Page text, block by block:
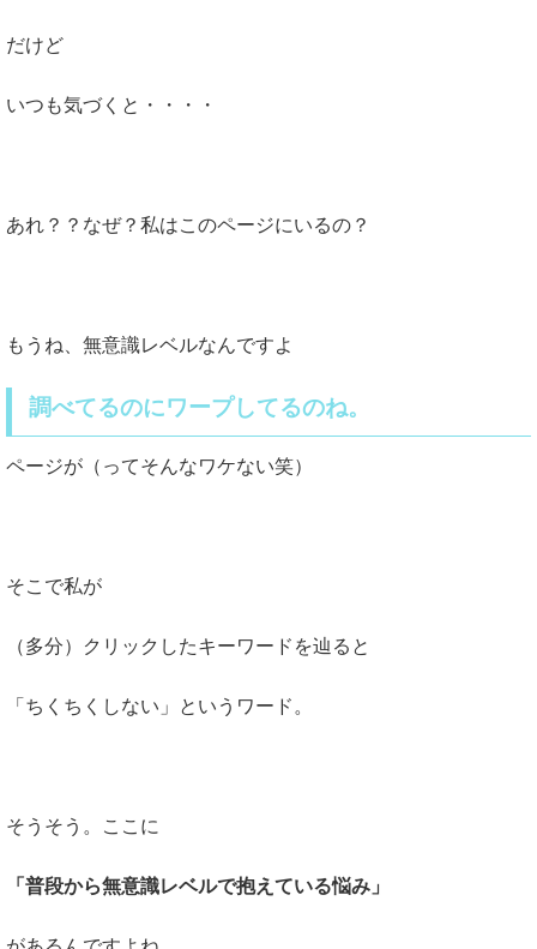
だけど
いつも気づくと・・・・
あれ？？なぜ？私はこのページにいるの？
もうね、無意識レベルなんですよ
調べてるのにワープしてるのね。
ページが（ってそんなワケない笑）
そこで私が
（多分）クリックしたキーワードを辿ると
「ちくちくしない」というワード。
そうそう。ここに
「普段から無意識レベルで抱えている悩み」